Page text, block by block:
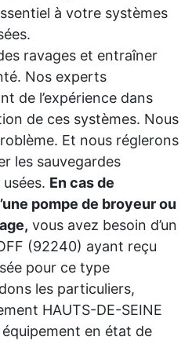
à votre systèmes
ravages et entraîner
Nos experts
de l’expérience dans
de ces systèmes. Nous
Et nous réglerons
les sauvegardes
En cas de
pompe de broyeur ou
vous avez besoin d’un
(92240) ayant reçu
pour ce type
les particuliers,
HAUTS-DE-SEINE
en état de